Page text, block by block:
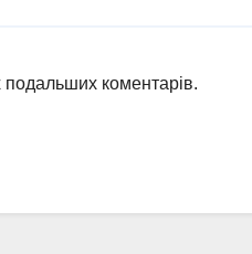
подальших коментарів.